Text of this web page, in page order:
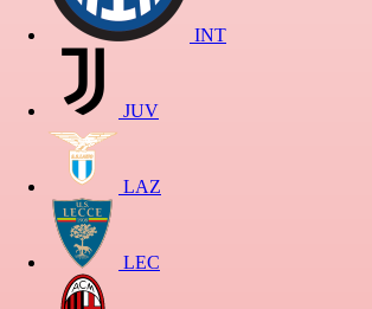
INT
JUV
LAZ
LEC